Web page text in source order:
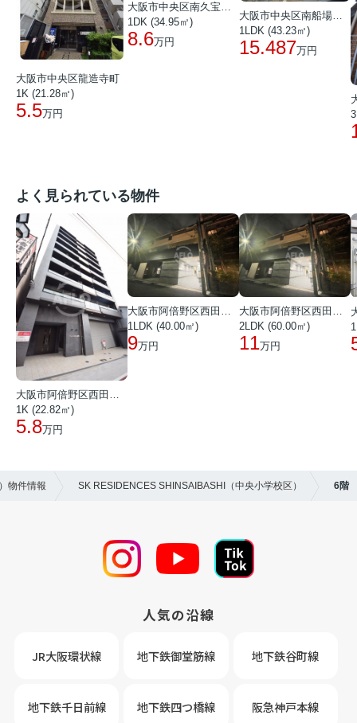
大阪市中央区龍造寺町
1K (21.28㎡)
5.5万円
大阪市中央区南久宝寺町２丁目
1DK (34.95㎡)
8.6万円
大阪市中央区南船場１丁目
1LDK (43.23㎡)
15.487万円
よく見られている物件
大阪市阿倍野区西田辺町１丁目
1K (22.82㎡)
5.8万円
大阪市阿倍野区西田辺町１丁目
1LDK (40.00㎡)
9万円
大阪市阿倍野区西田辺町１丁目
2LDK (60.00㎡)
11万円
物件情報 SK RESIDENCES SHINSAIBASHI（中央小学校区） 6階
人気の沿線
JR大阪環状線 地下鉄御堂筋線 地下鉄谷町線
地下鉄千日前線 地下鉄四つ橋線 阪急神戸本線